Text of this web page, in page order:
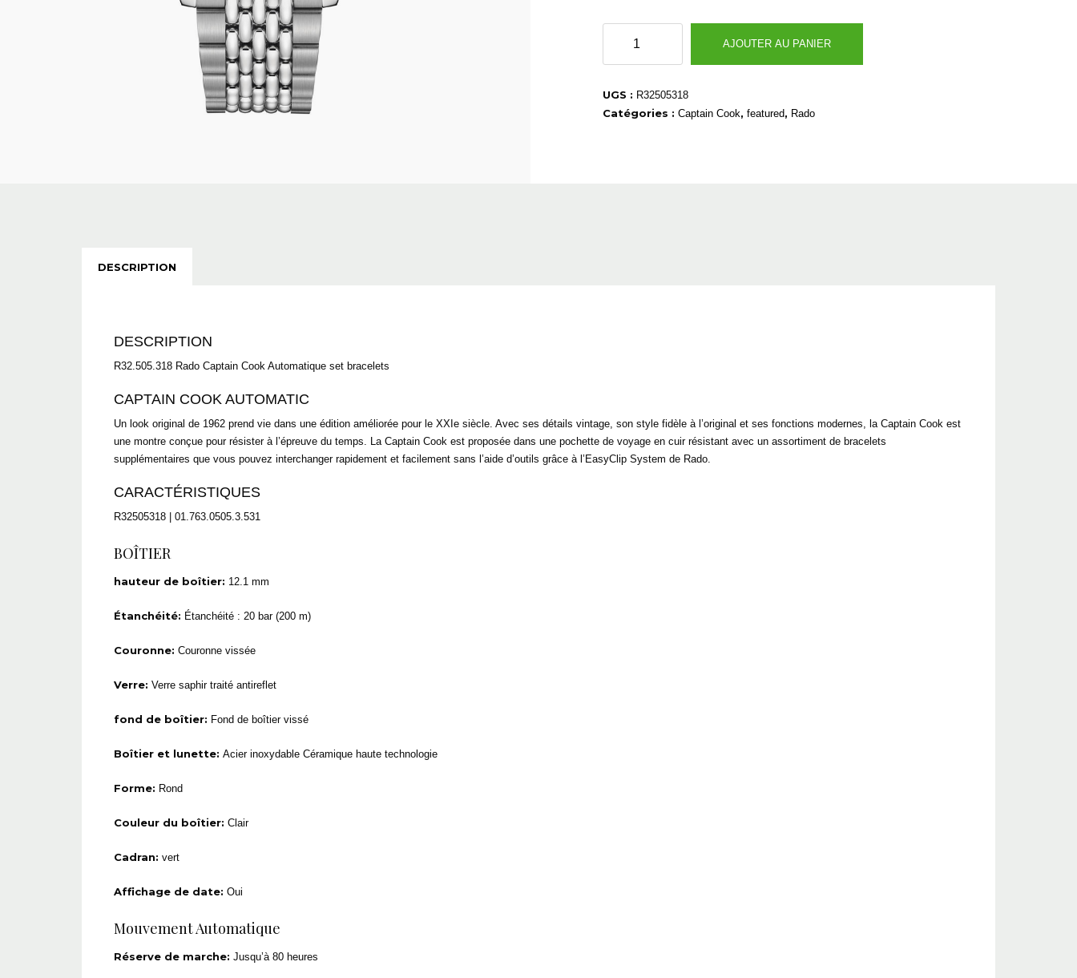
R32505318
AJOUTER AU PANIER
UGS : R32505318
Catégories : Captain Cook, featured, Rado
DESCRIPTION
DESCRIPTION
R32.505.318 Rado Captain Cook Automatique set bracelets
CAPTAIN COOK AUTOMATIC
Un look original de 1962 prend vie dans une édition améliorée pour le XXIe siècle. Avec ses détails vintage, son style fidèle à l’original et ses fonctions modernes, la Captain Cook est
une montre conçue pour résister à l’épreuve du temps. La Captain Cook est proposée dans une pochette de voyage en cuir résistant avec un assortiment de bracelets
supplémentaires que vous pouvez interchanger rapidement et facilement sans l’aide d’outils grâce à l’EasyClip System de Rado.
CARACTÉRISTIQUES
R32505318 | 01.763.0505.3.531
BOÎTIER
hauteur de boîtier: 12.1 mm
Étanchéité: Étanchéité : 20 bar (200 m)
Couronne: Couronne vissée
Verre: Verre saphir traité antireflet
fond de boîtier: Fond de boîtier vissé
Boîtier et lunette: Acier inoxydable Céramique haute technologie
Forme: Rond
Couleur du boîtier: Clair
Cadran: vert
Affichage de date: Oui
Mouvement Automatique
Réserve de marche: Jusqu’à 80 heures